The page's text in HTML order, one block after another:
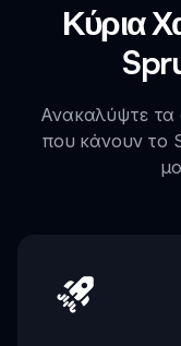
Κύρια
Ανακαλύψτε τα
που κάνουν το